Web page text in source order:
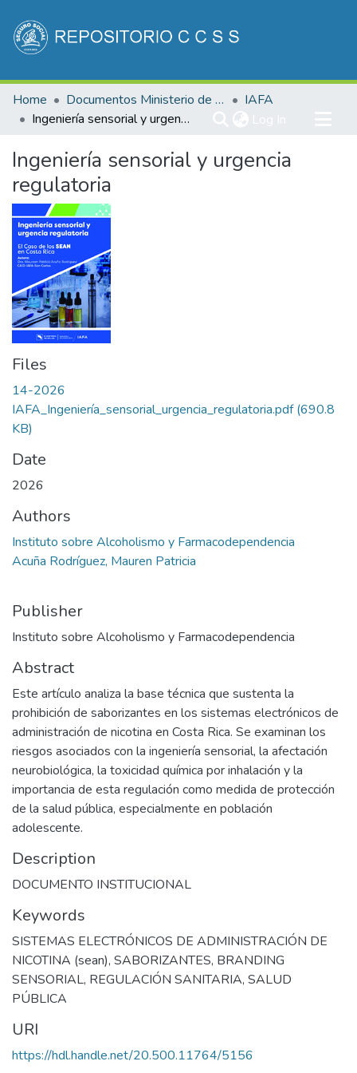
Communities & Collections
All of DSpace
Home Documentos Ministerio de Salud
IAFA
Ingeniería sensorial y urgencia regulatoria
Ingeniería sensorial y urgencia
regulatoria
Files
14-2026
IAFA_Ingeniería_sensorial_urgencia_regulatoria.pdf(690.8
KB)
Date
2026
Authors
Instituto sobre Alcoholismo y Farmacodependencia
Acuña Rodríguez, Mauren Patricia
Publisher
Instituto sobre Alcoholismo y Farmacodependencia
Abstract
Este artículo analiza la base técnica que sustenta la
prohibición de saborizantes en los sistemas electrónicos de
administración de nicotina en Costa Rica. Se examinan los
riesgos asociados con la ingeniería sensorial, la afectación
neurobiológica, la toxicidad química por inhalación y la
importancia de esta regulación como medida de protección
de la salud pública, especialmente en población
adolescente.
Description
DOCUMENTO INSTITUCIONAL
Keywords
SISTEMAS ELECTRÓNICOS DE ADMINISTRACIÓN DE
NICOTINA (sean), SABORIZANTES, BRANDING
SENSORIAL, REGULACIÓN SANITARIA, SALUD
PÚBLICA
URI
https://hdl.handle.net/20.500.11764/5156